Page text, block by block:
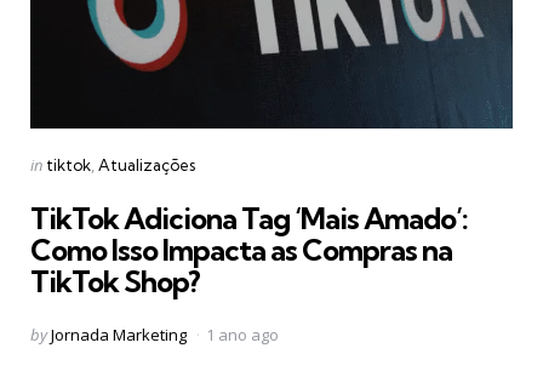
Categories
Posted
in tiktok Atualizações
TikTok Adiciona Tag ‘Mais Amado’:
Como Isso Impacta as Compras na
TikTok Shop?
Posted
byJornada Marketing 1 ano ago